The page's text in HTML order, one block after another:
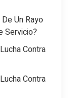
Un Rayo
Servicio?
Contra
Contra